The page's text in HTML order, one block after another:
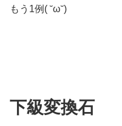
もう1例( ˘ω˘)
下級変換石